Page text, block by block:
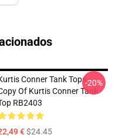
Conner Tank Tops -
Of Kurtis Conner Tank
RB2403
€$24.45
-20%